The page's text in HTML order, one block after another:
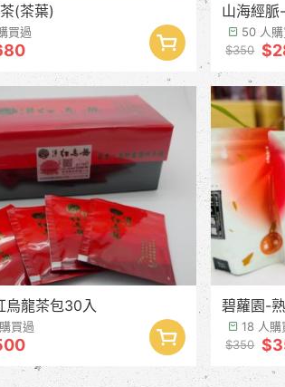
(茶葉)
買過
山海經
50 人購
$350
烏龍茶包30入
買過
碧蘿園-
18 人購
$350